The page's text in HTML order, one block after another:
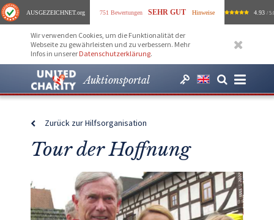
AUSGEZEICHNET.org 751 Bewertungen SEHR GUT Hinweise 4.93 /
Wir verwenden Cookies, um die Funktionalität der
Webseite zu gewährleisten und zu verbessern. Mehr
Infos in unserer Datenschutzerklärung.
Auktionsportal
Zurück zur Hilfsorganisation
Tour der Hoffnung